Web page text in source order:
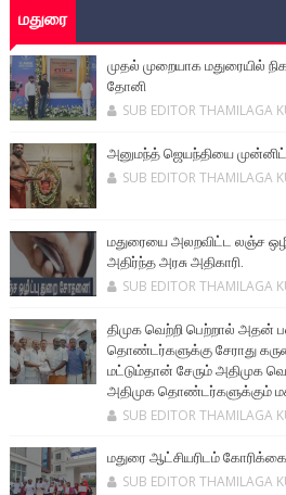
மதுரை
முதல் முறையாக மதுரையில்
தோனி
SUB EDITOR THAMILAGA
அனுமந்த் ஜெயந்தியை
SUB EDITOR THAMILAGA
மதுரையை அலறவிட்ட லஞ்ச
அதிர்ந்த அரசு அதிகாரி.
SUB EDITOR THAMILAGA
திமுக வெற்றி பெற்றால் அதன்
தொண்டர்களுக்கு சேராது
மட்டும்தான் சேரும் அதிமுக
அதிமுக தொண்டர்களுக்கும்
SUB EDITOR THAMILAGA
மதுரை ஆட்சியரிடம்
SUB EDITOR THAMILAGA